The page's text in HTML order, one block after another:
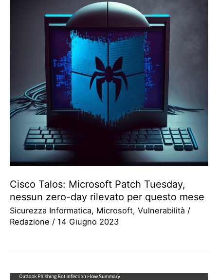
Cisco Talos: Microsoft Patch Tuesday,
nessun zero-day rilevato per questo mese
Sicurezza Informatica, Microsoft, Vulnerabilità /
Redazione / 14 Giugno 2023